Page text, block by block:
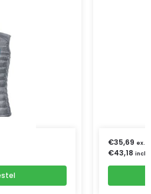
€35,69 ex.
€43,18 incl.